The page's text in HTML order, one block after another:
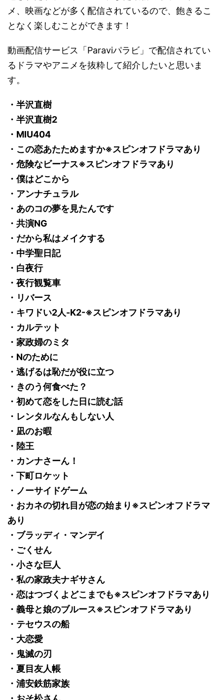
メ、映画などが多く配信されているので、飽きるこ
となく楽しむことができます！
動画配信サービス「Paraviパラビ」で配信されてい
るドラマやアニメを抜粋して紹介したいと思いま
す。
・半沢直樹
・半沢直樹2
・MIU404
・この恋あたためますか※スピンオフドラマあり
・危険なビーナス※スピンオフドラマあり
・僕はどこから
・アンナチュラル
・あのコの夢を見たんです
・共演NG
・だから私はメイクする
・中学聖日記
・白夜行
・夜行観覧車
・リバース
・キワドい2人-K2-※スピンオフドラマあり
・カルテット
・家政婦のミタ
・Nのために
・逃げるは恥だが役に立つ
・きのう何食べた？
・初めて恋をした日に読む話
・レンタルなんもしない人
・凪のお暇
・陸王
・カンナさーん！
・下町ロケット
・ノーサイドゲーム
・おカネの切れ目が恋の始まり※スピンオフドラマ
あり
・ブラッディ・マンデイ
・ごくせん
・小さな巨人
・私の家政夫ナギサさん
・恋はつづくよどこまでも※スピンオフドラマあり
・義母と娘のブルース※スピンオフドラマあり
・テセウスの船
・大恋愛
・鬼滅の刃
・夏目友人帳
・浦安鉄筋家族